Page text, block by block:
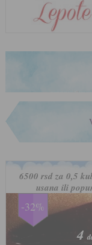
6500 rsd za 0,5
usana ili
-32%
4
4